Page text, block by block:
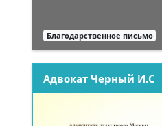
Благодарственное письмо
Адвокат Черный И.С